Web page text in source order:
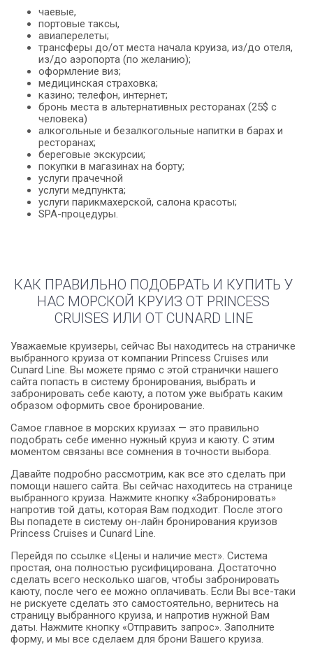
чаевые,
портовые таксы,
авиаперелеты;
трансферы до/от места начала круиза, из/до отеля,
из/до аэропорта (по желанию);
оформление виз;
медицинская страховка;
казино; телефон, интернет;
бронь места в альтернативных ресторанах (25$ с
человека)
алкогольные и безалкогольные напитки в барах и
ресторанах;
береговые экскурсии;
покупки в магазинах на борту;
услуги прачечной
услуги медпункта;
услуги парикмахерской, салона красоты;
SPA-процедуры.
КАК ПРАВИЛЬНО ПОДОБРАТЬ И КУПИТЬ У
НАС МОРСКОЙ КРУИЗ ОТ PRINCESS
CRUISES ИЛИ ОТ CUNARD LINE
Уважаемые круизеры, сейчас Вы находитесь на страничке
выбранного круиза от компании Princess Cruises или
Cunard Line. Вы можете прямо с этой странички нашего
сайта попасть в систему бронирования, выбрать и
забронировать себе каюту, а потом уже выбрать каким
образом оформить свое бронирование.
Самое главное в морских круизах — это правильно
подобрать себе именно нужный круиз и каюту. С этим
моментом связаны все сомнения в точности выбора.
Давайте подробно рассмотрим, как все это сделать при
помощи нашего сайта. Вы сейчас находитесь на странице
выбранного круиза. Нажмите кнопку «Забронировать»
напротив той даты, которая Вам подходит. После этого
Вы попадете в систему он-лайн бронирования круизов
Princess Cruises и Сunard Line.
Перейдя по ссылке «Цены и наличие мест». Система
простая, она полностью русифицирована. Достаточно
сделать всего несколько шагов, чтобы забронировать
каюту, после чего ее можно оплачивать. Если Вы все-таки
не рискуете сделать это самостоятельно, вернитесь на
страницу выбранного круиза, и напротив нужной Вам
даты. Нажмите кнопку «Отправить запрос». Заполните
форму, и мы все сделаем для брони Вашего круиза.